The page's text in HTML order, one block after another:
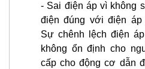
- Sai điện áp vì không
điện đúng với điện áp
Sự chênh lệch điện
không ổn định cho
cấp cho động cơ dẫn